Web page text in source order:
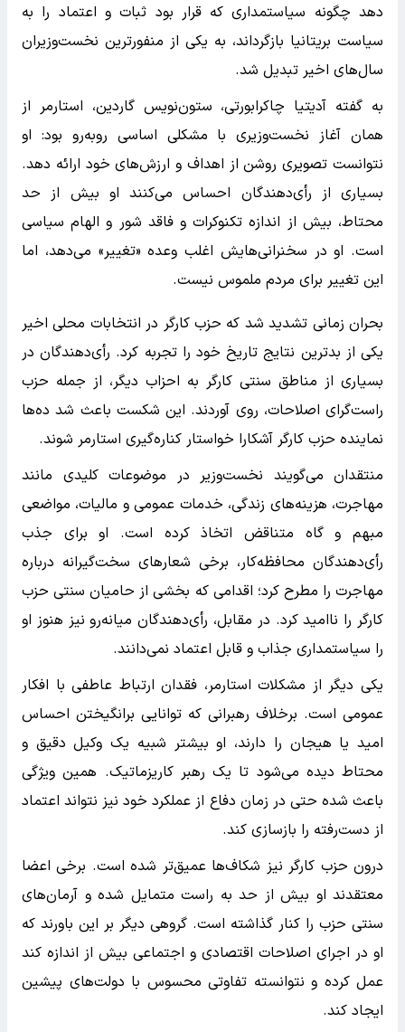
دهد چگونه سیاستمداری که قرار بود ثبات و اعتماد را به
سیاست بریتانیا بازگرداند، به یکی از منفورترین نخست‌وزیران
سال‌های اخیر تبدیل شد.
به گفته آدیتیا چاکرابورتی، ستون‌نویس گاردین، استارمر از
همان آغاز نخست‌وزیری با مشکلی اساسی روبه‌رو بود: او
نتوانست تصویری روشن از اهداف و ارزش‌های خود ارائه دهد.
بسیاری از رأی‌دهندگان احساس می‌کنند او بیش از حد
محتاط، بیش از اندازه تکنوکرات و فاقد شور و الهام سیاسی
است. او در سخنرانی‌هایش اغلب وعده «تغییر» می‌دهد، اما
این تغییر برای مردم ملموس نیست.
بحران زمانی تشدید شد که حزب کارگر در انتخابات محلی اخیر
یکی از بدترین نتایج تاریخ خود را تجربه کرد. رأی‌دهندگان در
بسیاری از مناطق سنتی کارگر به احزاب دیگر، از جمله حزب
راست‌گرای اصلاحات، روی آوردند. این شکست باعث شد ده‌ها
نماینده حزب کارگر آشکارا خواستار کناره‌گیری استارمر شوند.
منتقدان می‌گویند نخست‌وزیر در موضوعات کلیدی مانند
مهاجرت، هزینه‌های زندگی، خدمات عمومی و مالیات، مواضعی
مبهم و گاه متناقض اتخاذ کرده است. او برای جذب
رأی‌دهندگان محافظه‌کار، برخی شعارهای سخت‌گیرانه درباره
مهاجرت را مطرح کرد؛ اقدامی که بخشی از حامیان سنتی حزب
کارگر را ناامید کرد. در مقابل، رأی‌دهندگان میانه‌رو نیز هنوز او
را سیاستمداری جذاب و قابل اعتماد نمی‌دانند.
یکی دیگر از مشکلات استارمر، فقدان ارتباط عاطفی با افکار
عمومی است. برخلاف رهبرانی که توانایی برانگیختن احساس
امید یا هیجان را دارند، او بیشتر شبیه یک وکیل دقیق و
محتاط دیده می‌شود تا یک رهبر کاریزماتیک. همین ویژگی
باعث شده حتی در زمان دفاع از عملکرد خود نیز نتواند اعتماد
از دست‌رفته را بازسازی کند.
درون حزب کارگر نیز شکاف‌ها عمیق‌تر شده است. برخی اعضا
معتقدند او بیش از حد به راست متمایل شده و آرمان‌های
سنتی حزب را کنار گذاشته است. گروهی دیگر بر این باورند که
او در اجرای اصلاحات اقتصادی و اجتماعی بیش از اندازه کند
عمل کرده و نتوانسته تفاوتی محسوس با دولت‌های پیشین
ایجاد کند.